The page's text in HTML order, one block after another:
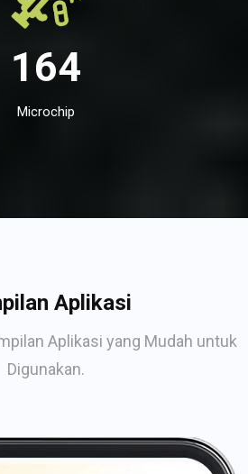
164
Microchip
Aplikasi
Aplikasi yang Mudah untuk
Digunakan.